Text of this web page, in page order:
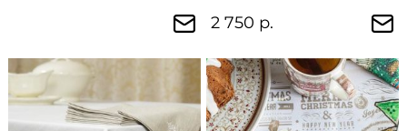
15х4х41 см
2 750 р.